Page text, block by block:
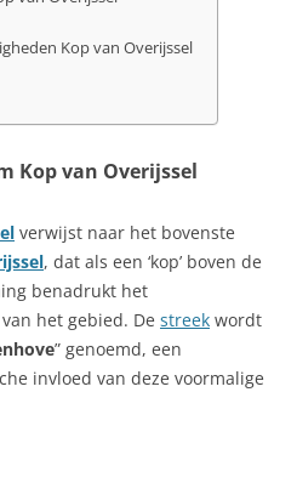
Kop van Overijssel
Kop van Overijssel
verwijst naar het bovenste
, dat als een ‘kop’ boven de
benadrukt het
het gebied. De streek wordt
” genoemd, een
invloed van deze voormalige